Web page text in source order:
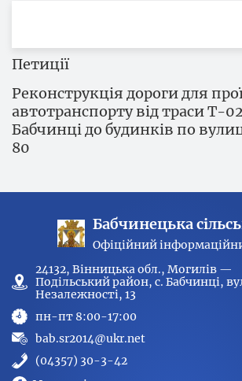
Петиції
Реконструкція дороги для
автотранспорту від траси Т-
Бабчинці до будинків по
80
Бабчинецька
Офіційний
24132, Вінницька обл., Могилів —
Подільський район, с. Бабчинці,
Незалежності, 13
пн-пт 8:00-17:00
bab.sr2014@ukr.net
(04357) 30-3-42